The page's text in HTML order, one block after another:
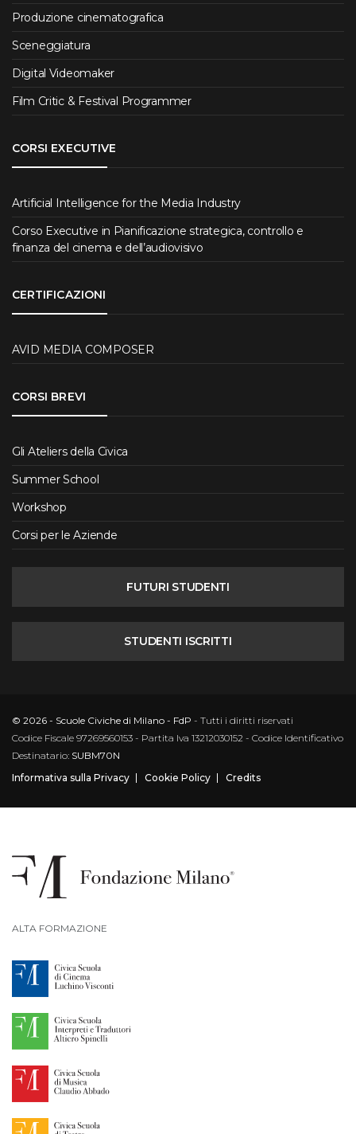
Produzione cinematografica
Sceneggiatura
Digital Videomaker
Film Critic & Festival Programmer
CORSI EXECUTIVE
Artificial Intelligence for the Media Industry
Corso Executive in Pianificazione strategica, controllo e
finanza del cinema e dell’audiovisivo
CERTIFICAZIONI
AVID MEDIA COMPOSER
CORSI BREVI
Gli Ateliers della Civica
Summer School
Workshop
Corsi per le Aziende
FUTURI STUDENTI
STUDENTI ISCRITTI
© 2026 - Scuole Civiche di Milano - FdP - Tutti i diritti riservati
Codice Fiscale 97269560153 - Partita Iva 13212030152 - Codice Identificativo
Destinatario: SUBM70N
Informativa sulla Privacy
Cookie Policy Credits
ALTA FORMAZIONE